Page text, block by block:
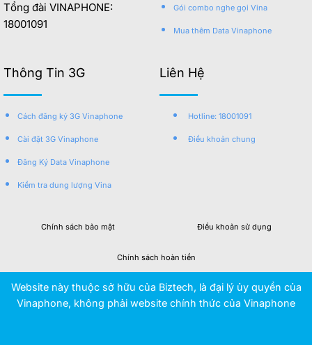
Tổng đài VINAPHONE:
18001091
Gói combo nghe gọi Vina
Mua thêm Data Vinaphone
Thông Tin 3G
Cách đăng ký 3G Vinaphone
Cài đặt 3G Vinaphone
Đăng Ký Data Vinaphone
Kiểm tra dung lượng Vina
Liên Hệ
Hotline: 18001091
Điều khoản chung
Chính sách bảo mật Điều khoản sử dụng
Chính sách hoàn tiền
Website này thuộc sở hữu của Biztech, là đại lý ủy quyền của
Vinaphone, không phải website chính thức của Vinaphone